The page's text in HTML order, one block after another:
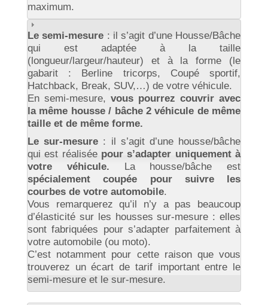
maximum.
Le semi-mesure : il s’agit d’une Housse/Bâche
qui est adaptée à la taille
(longueur/largeur/hauteur) et à la forme (le
gabarit : Berline tricorps, Coupé sportif,
Hatchback, Break, SUV,…) de votre véhicule.
En semi-mesure, vous pourrez couvrir avec
la même housse / bâche 2 véhicule de même
taille et de même forme.
Le sur-mesure : il s’agit d’une housse/bâche
qui est réalisée pour s’adapter uniquement à
votre véhicule. La housse/bâche est
spécialement coupée pour suivre les
courbes de votre automobile.
Vous remarquerez qu’il n’y a pas beaucoup
d’élasticité sur les housses sur-mesure : elles
sont fabriquées pour s’adapter parfaitement à
votre automobile (ou moto).
C’est notamment pour cette raison que vous
trouverez un écart de tarif important entre le
semi-mesure et le sur-mesure.